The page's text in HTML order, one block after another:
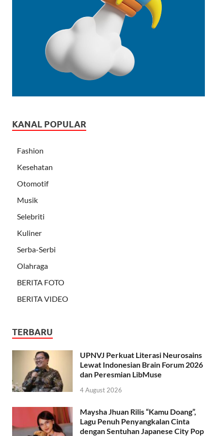
KANAL POPULAR
Fashion
Kesehatan
Otomotif
Musik
Selebriti
Kuliner
Serba-Serbi
Olahraga
BERITA FOTO
BERITA VIDEO
TERBARU
UPNVJ Perkuat Literasi Neurosains
Lewat Indonesian Brain Forum 2026
dan Peresmian LibMuse
4 August 2026
Maysha Jhuan Rilis “Kamu Doang”,
Lagu Penuh Penyangkalan Cinta
dengan Sentuhan Japanese City Pop